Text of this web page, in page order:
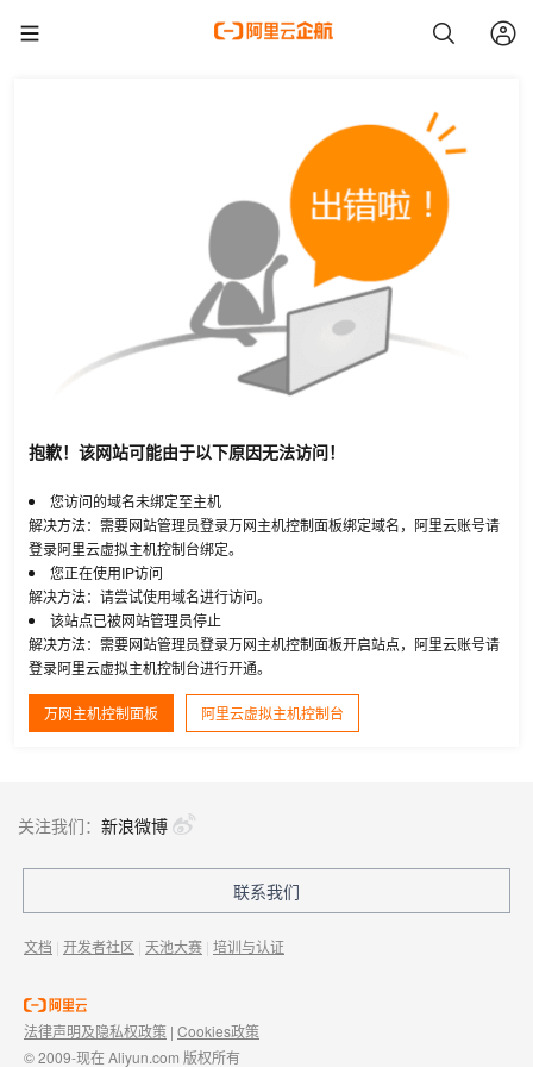
抱歉！该网站可能由于以下原因无法访问！
您访问的域名未绑定至主机
解决方法：需要网站管理员登录万网主机控制面板绑定域名，阿里云账号请
登录阿里云虚拟主机控制台绑定。
您正在使用IP访问
解决方法：请尝试使用域名进行访问。
该站点已被网站管理员停止
解决方法：需要网站管理员登录万网主机控制面板开启站点，阿里云账号请
登录阿里云虚拟主机控制台进行开通。
万网主机控制面板 阿里云虚拟主机控制台